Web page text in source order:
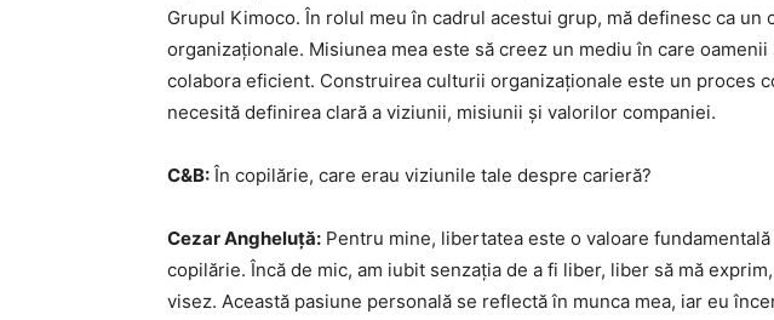
Grupul Kimoco. În rolul meu în cadrul acestui grup, mă definesc ca un
organizaționale. Misiunea mea este să creez un mediu în care
colabora eficient. Construirea culturii organizaționale este un proces
necesită definirea clară a viziunii, misiunii și valorilor companiei.
C&B: În copilărie, care erau viziunile tale despre carieră?
Cezar Angheluță: Pentru mine, libertatea este o valoare
copilărie. Încă de mic, am iubit senzația de a fi liber, liber să mă
visez. Această pasiune personală se reflectă în munca mea, iar eu